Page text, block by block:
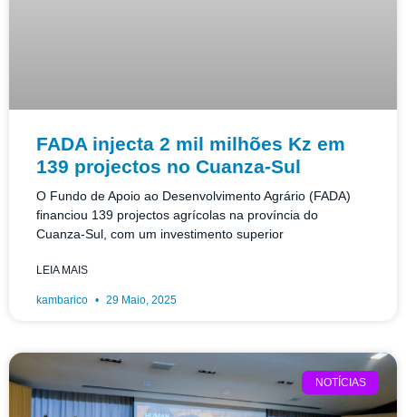
FADA injecta 2 mil milhões Kz em
139 projectos no Cuanza-Sul
O Fundo de Apoio ao Desenvolvimento Agrário (FADA)
financiou 139 projectos agrícolas na província do
Cuanza-Sul, com um investimento superior
LEIA MAIS
kambarico 29 Maio, 2025
NOTÍCIAS